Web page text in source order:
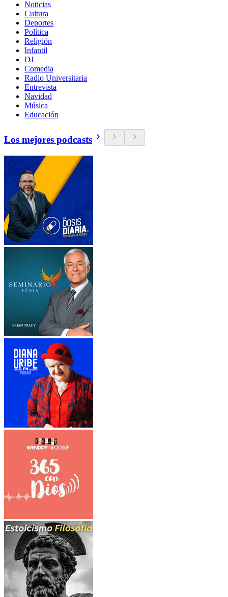
Noticias
Cultura
Deportes
Política
Religión
Infantil
DJ
Comedia
Radio Universitaria
Entrevista
Navidad
Música
Educación
Los mejores podcasts